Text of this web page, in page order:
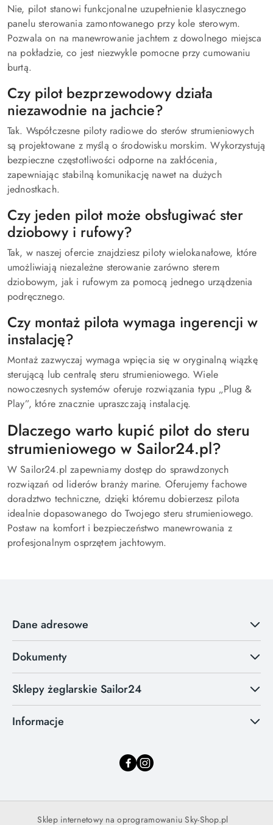
Nie, pilot stanowi funkcjonalne uzupełnienie klasycznego
panelu sterowania zamontowanego przy kole sterowym.
Pozwala on na manewrowanie jachtem z dowolnego miejsca
na pokładzie, co jest niezwykle pomocne przy cumowaniu
burtą.
Czy pilot bezprzewodowy działa
niezawodnie na jachcie?
Tak. Współczesne piloty radiowe do sterów strumieniowych
są projektowane z myślą o środowisku morskim. Wykorzystują
bezpieczne częstotliwości odporne na zakłócenia,
zapewniając stabilną komunikację nawet na dużych
jednostkach.
Czy jeden pilot może obsługiwać ster
dziobowy i rufowy?
Tak, w naszej ofercie znajdziesz piloty wielokanałowe, które
umożliwiają niezależne sterowanie zarówno sterem
dziobowym, jak i rufowym za pomocą jednego urządzenia
podręcznego.
Czy montaż pilota wymaga ingerencji w
instalację?
Montaż zazwyczaj wymaga wpięcia się w oryginalną wiązkę
sterującą lub centralę steru strumieniowego. Wiele
nowoczesnych systemów oferuje rozwiązania typu „Plug &
Play”, które znacznie upraszczają instalację.
Dlaczego warto kupić pilot do steru
strumieniowego w Sailor24.pl?
W Sailor24.pl zapewniamy dostęp do sprawdzonych
rozwiązań od liderów branży marine. Oferujemy fachowe
doradztwo techniczne, dzięki któremu dobierzesz pilota
idealnie dopasowanego do Twojego steru strumieniowego.
Postaw na komfort i bezpieczeństwo manewrowania z
profesjonalnym osprzętem jachtowym.
Dane adresowe
Dokumenty
Sklepy żeglarskie Sailor24
Informacje
Sklep internetowy na oprogramowaniu Sky-Shop.pl